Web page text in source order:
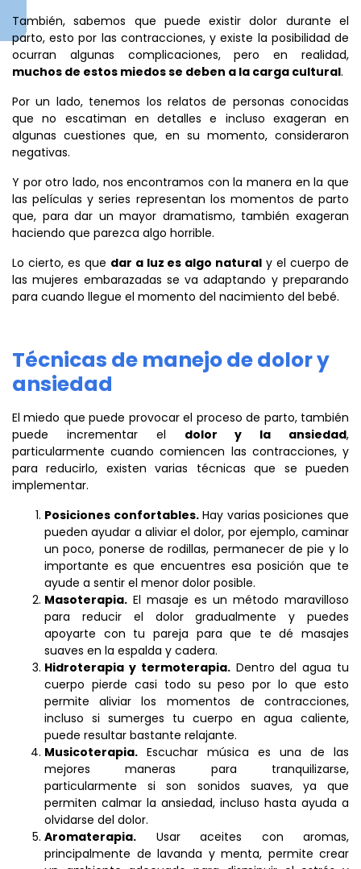
También, sabemos que puede existir dolor durante el
parto, esto por las contracciones, y existe la posibilidad de
ocurran algunas complicaciones, pero en realidad,
muchos de estos miedos se deben a la carga cultural.
Por un lado, tenemos los relatos de personas conocidas
que no escatiman en detalles e incluso exageran en
algunas cuestiones que, en su momento, consideraron
negativas.
Y por otro lado, nos encontramos con la manera en la que
las películas y series representan los momentos de parto
que, para dar un mayor dramatismo, también exageran
haciendo que parezca algo horrible.
Lo cierto, es que dar a luz es algo natural y el cuerpo de
las mujeres embarazadas se va adaptando y preparando
para cuando llegue el momento del nacimiento del bebé.
Técnicas de manejo de dolor y
ansiedad
El miedo que puede provocar el proceso de parto, también
puede incrementar el dolor y la ansiedad,
particularmente cuando comiencen las contracciones, y
para reducirlo, existen varias técnicas que se pueden
implementar.
Posiciones confortables.Hay varias posiciones que
pueden ayudar a aliviar el dolor, por ejemplo, caminar
un poco, ponerse de rodillas, permanecer de pie y lo
importante es que encuentres esa posición que te
ayude a sentir el menor dolor posible.
Masoterapia. El masaje es un método maravilloso
para reducir el dolor gradualmente y puedes
apoyarte con tu pareja para que te dé masajes
suaves en la espalda y cadera.
Hidroterapia y termoterapia.Dentro del agua tu
cuerpo pierde casi todo su peso por lo que esto
permite aliviar los momentos de contracciones,
incluso si sumerges tu cuerpo en agua caliente,
puede resultar bastante relajante.
Musicoterapia. Escuchar música es una de las
mejores maneras para tranquilizarse,
particularmente si son sonidos suaves, ya que
permiten calmar la ansiedad, incluso hasta ayuda a
olvidarse del dolor.
Aromaterapia. Usar aceites con aromas,
principalmente de lavanda y menta, permite crear